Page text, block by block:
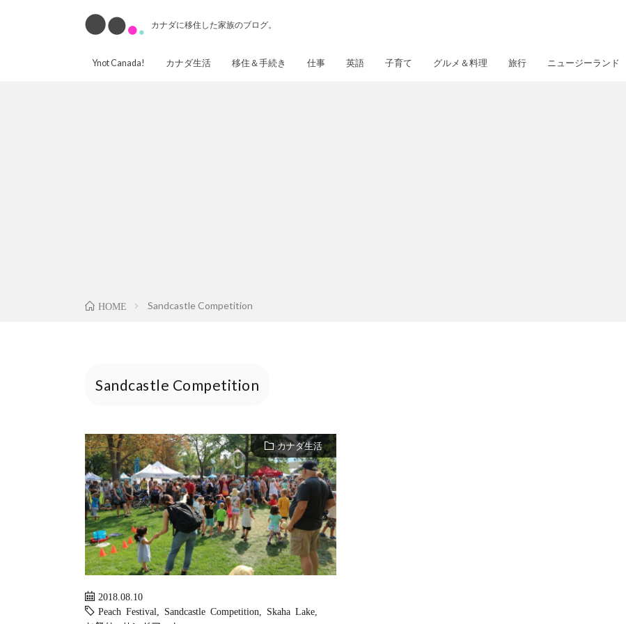
カナダに移住した家族のブログ。
Ynot Canada! カナダ生活 移住＆手続き 仕事 英語 子育て グルメ＆料理 旅行 ニュージーランド
HOME Sandcastle Competition
Sandcastle Competition
カナダ生活
2018.08.10
Peach Festival
Sandcastle Competition Skaha Lake